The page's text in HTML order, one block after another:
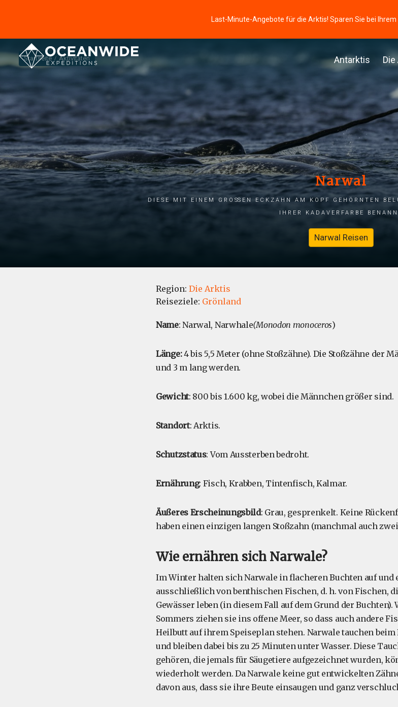
Last-Minute-Angebote für die Arktis! Sparen Sie bei
Antarktis
Startseite Aktivitäten
Narwal
Diese mit einem großen Eckzahn am Kopf gehörnten
ihrer Kadaverfarbe
Narwal Reisen
Region: Die Arktis
Reiseziele: Grönland
Name: Narwal, Narwhale(Monodon monoceros)
Länge:4 bis 5,5 Meter (ohne Stoßzähne). Die Stoßzähne der
und 3 m lang werden.
Gewicht: 800 bis 1.600 kg, wobei die Männchen größer sind.
Standort: Arktis.
Schutzstatus: Vom Aussterben bedroht.
Ernährung: Fisch, Krabben, Tintenfisch, Kalmar.
Äußeres Erscheinungsbild: Grau, gesprenkelt. Keine
haben einen einzigen langen Stoßzahn (manchmal auch
Wie ernähren sich Narwale?
Im Winter halten sich Narwale in flacheren Buchten auf und
ausschließlich von benthischen Fischen, d. h. von Fischen,
Gewässer leben (in diesem Fall auf dem Grund der
Sommers ziehen sie ins offene Meer, so dass auch andere
Heilbutt auf ihrem Speiseplan stehen. Narwale tauchen beim
und bleiben dabei bis zu 25 Minuten unter Wasser. Diese
gehören, die jemals für Säugetiere aufgezeichnet wurden,
wiederholt werden. Da Narwale keine gut entwickelten
davon aus, dass sie ihre Beute einsaugen und ganz